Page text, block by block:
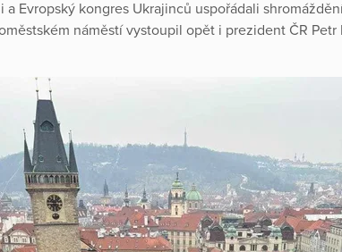
Evropský kongres Ukrajinců uspořádali
náměstí vystoupil opět i prezident ČR Petr